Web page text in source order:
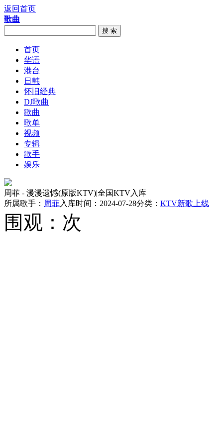
返回首页
歌曲
搜 索
首页
华语
港台
日韩
怀旧经典
DJ歌曲
歌曲
歌单
视频
专辑
歌手
娱乐
周菲 - 漫漫遗憾(原版KTV)|全国KTV入库
所属歌手： 周菲入库时间：2024-07-28分类： KTV新歌上线
围观： 次